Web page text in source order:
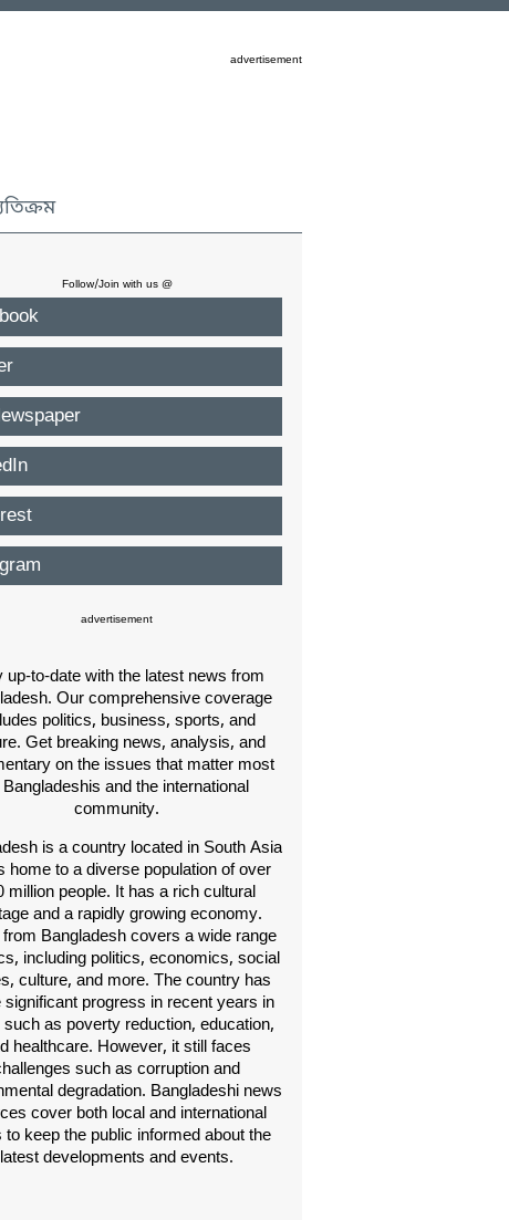
advertisement
Follow/Join with us @
advertisement
up-to-date with the latest news from
Our comprehensive coverage
politics, business, sports, and
Get breaking news, analysis, and
on the issues that matter most
and the international
community.
is a country located in South Asia
home to a diverse population of over
million people. It has a rich cultural
and a rapidly growing economy.
Bangladesh covers a wide range
including politics, economics, social
culture, and more. The country has
significant progress in recent years in
as poverty reduction, education,
healthcare. However, it still faces
such as corruption and
degradation. Bangladeshi news
cover both local and international
to keep the public informed about the
latest developments and events.